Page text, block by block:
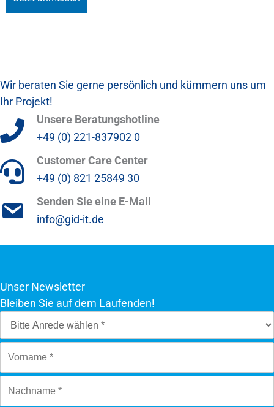
Wir beraten Sie gerne persönlich und kümmern uns um
Ihr Projekt!
Unsere Beratungshotline
+49 (0) 221-837902 0
Customer Care Center
+49 (0) 821 25849 30
Senden Sie eine E-Mail
info@gid-it.de
Unser Newsletter
Bleiben Sie auf dem Laufenden!